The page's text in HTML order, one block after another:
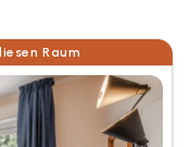
Raum